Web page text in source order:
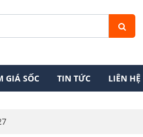
GIÁ SỐC TIN TỨC LIÊN HỆ